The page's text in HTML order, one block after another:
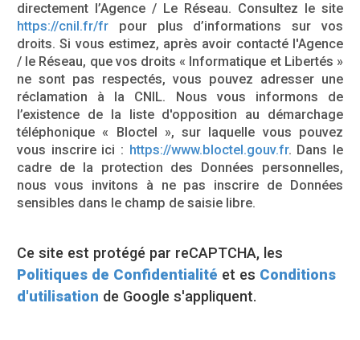
directement l’Agence / Le Réseau. Consultez le site
https://cnil.fr/fr pour plus d’informations sur vos
droits. Si vous estimez, après avoir contacté l'Agence
/ le Réseau, que vos droits « Informatique et Libertés »
ne sont pas respectés, vous pouvez adresser une
réclamation à la CNIL. Nous vous informons de
l’existence de la liste d'opposition au démarchage
téléphonique « Bloctel », sur laquelle vous pouvez
vous inscrire ici : https://www.bloctel.gouv.fr. Dans le
cadre de la protection des Données personnelles,
nous vous invitons à ne pas inscrire de Données
sensibles dans le champ de saisie libre.
Ce site est protégé par reCAPTCHA, les
Politiques de Confidentialité et es Conditions
d'utilisation de Google s'appliquent.